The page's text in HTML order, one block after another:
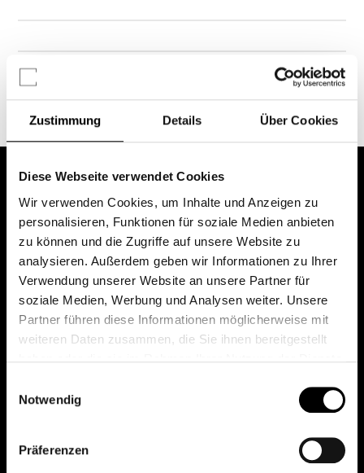
Zustimmung Details Über Cookies
Diese Webseite verwendet Cookies
Wir verwenden Cookies, um Inhalte und Anzeigen zu
personalisieren, Funktionen für soziale Medien anbieten
zu können und die Zugriffe auf unsere Website zu
analysieren. Außerdem geben wir Informationen zu Ihrer
Verwendung unserer Website an unsere Partner für
soziale Medien, Werbung und Analysen weiter. Unsere
Partner führen diese Informationen möglicherweise mit
weiteren Daten zusammen, die Sie ihnen bereitgestellt
Notwendig
Präferenzen
Chancen & Risiken
Das erste Depot in Österreich mit 0€ Kontoführung,
0€ Ausgabeaufschlag und 0€ Depotgebühren bei
knapp 2000 Fonds und 0€ Orderspesen.
All rights reserved.